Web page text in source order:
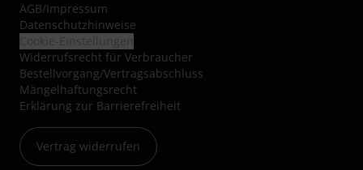
AGB/Impressum
Datenschutzhinweise
Widerrufsrecht für Verbraucher
Bestellvorgang/Vertragsabschluss
Mängelhaftungsrecht
Erklärung zur Barrierefreiheit
Vertrag widerrufen